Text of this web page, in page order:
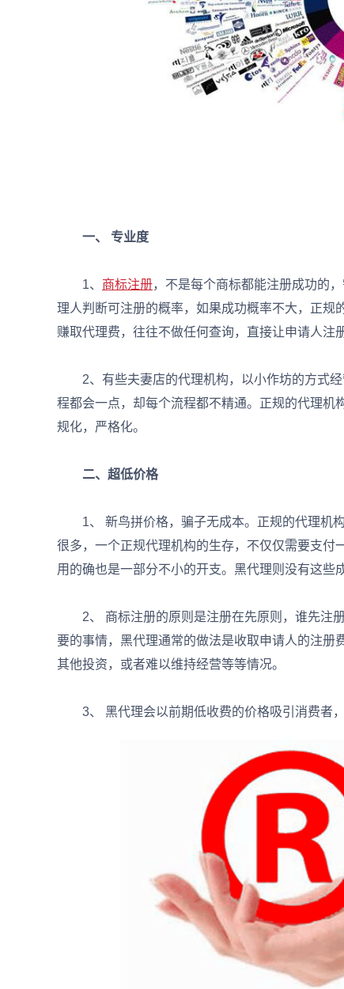
一、 专业度
1、 商标注册，不是每个商标都能注册成功的
理人判断可注册的概率，如果成功概率不大，正规
赚取代理费，往往不做任何查询，直接让申请人注册
2、有些夫妻店的代理机构，以小作坊的方式经
程都会一点，却每个流程都不精通。正规的代理机
规化，严格化。
二、超低价格
1、 新鸟拼价格，骗子无成本。正规的代理机
很多，一个正规代理机构的生存，不仅仅需要支付
用的确也是一部分不小的开支。黑代理则没有这些
2、 商标注册的原则是注册在先原则，谁先注
要的事情，黑代理通常的做法是收取申请人的注册
其他投资，或者难以维持经营等等情况。
3、 黑代理会以前期低收费的价格吸引消费者，